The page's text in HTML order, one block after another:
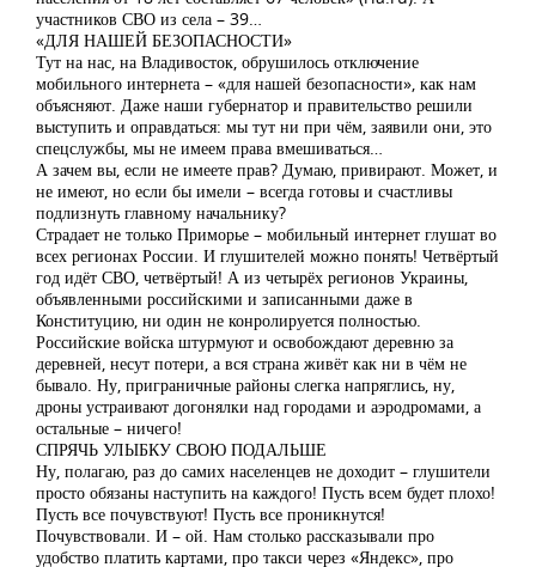
участников СВО из села – 39…
«ДЛЯ НАШЕЙ БЕЗОПАСНОСТИ»
Тут на нас, на Владивосток, обрушилось отключение
мобильного интернета – «для нашей безопасности», как нам
объясняют. Даже наши губернатор и правительство решили
выступить и оправдаться: мы тут ни при чём, заявили они, это
спецслужбы, мы не имеем права вмешиваться…
А зачем вы, если не имеете прав? Думаю, привирают. Может, и
не имеют, но если бы имели – всегда готовы и счастливы
подлизнуть главному начальнику?
Страдает не только Приморье – мобильный интернет глушат во
всех регионах России. И глушителей можно понять! Четвёртый
год идёт СВО, четвёртый! А из четырёх регионов Украины,
объявленными российскими и записанными даже в
Конституцию, ни один не конролируется полностью.
Российские войска штурмуют и освобождают деревню за
деревней, несут потери, а вся страна живёт как ни в чём не
бывало. Ну, приграничные районы слегка напряглись, ну,
дроны устраивают догонялки над городами и аэродромами, а
остальные – ничего!
СПРЯЧЬ УЛЫБКУ СВОЮ ПОДАЛЬШЕ
Ну, полагаю, раз до самих населенцев не доходит – глушители
просто обязаны наступить на каждого! Пусть всем будет плохо!
Пусть все почувствуют! Пусть все проникнутся!
Почувствовали. И – ой. Нам столько рассказывали про
удобство платить картами, про такси через «Яндекс», про